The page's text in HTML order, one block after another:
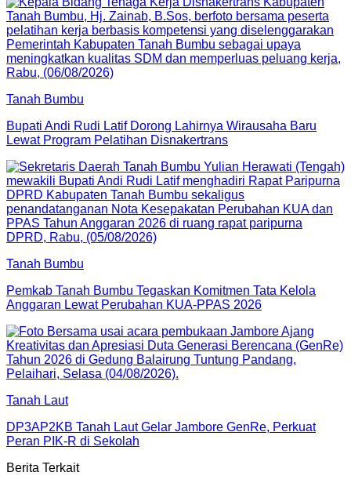
Tanah Bumbu
Bupati Andi Rudi Latif Dorong Lahirnya Wirausaha Baru
Lewat Program Pelatihan Disnakertrans
Tanah Bumbu
Pemkab Tanah Bumbu Tegaskan Komitmen Tata Kelola
Anggaran Lewat Perubahan KUA-PPAS 2026
Tanah Laut
DP3AP2KB Tanah Laut Gelar Jambore GenRe, Perkuat
Peran PIK-R di Sekolah
Berita Terkait